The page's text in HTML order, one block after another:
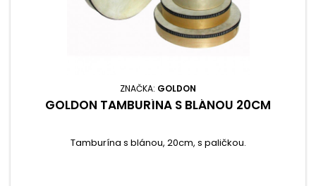
ZNAČKA: GOLDON
GOLDON TAMBURÍNA S BLÁNOU 20CM
Tamburína s blánou, 20cm, s paličkou.